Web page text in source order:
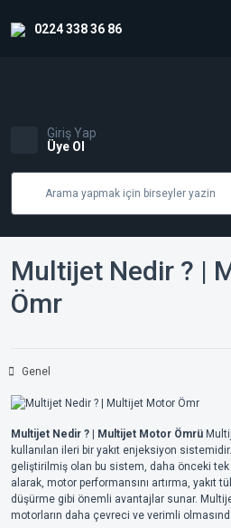
0224 338 36 86
Giriş Yap
Üye Ol
Multijet Nedir ? |
Ömr
Genel
Multijet Nedir ? | Multijet Motor Ömrü
kullanılan ileri bir yakıt enjeksiyon
geliştirilmiş olan bu sistem, daha önceki
alarak, motor performansını artırma, yakıt
düşürme gibi önemli avantajlar sunar.
motorların daha çevreci ve verimli